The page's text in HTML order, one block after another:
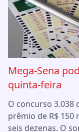
Mega-Sena
quinta-feira
O concurso 3.038
prêmio de R$ 150
seis dezenas. O